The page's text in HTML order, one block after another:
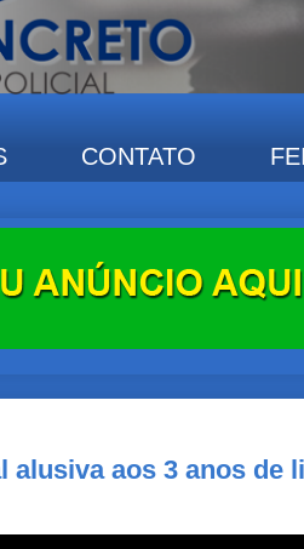
CONTATO
alusiva aos 3 anos de